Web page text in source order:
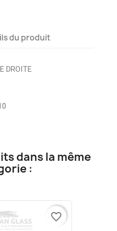
du produit
DROITE
dans la même
:
favorite_border